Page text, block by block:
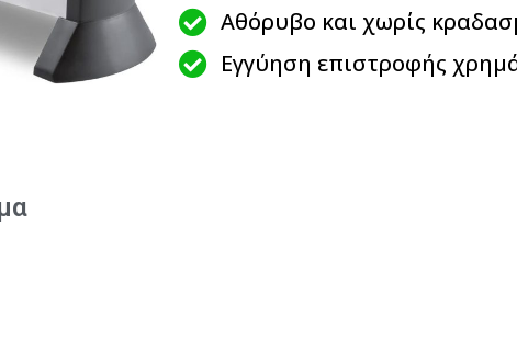
Αθόρυβο και χωρίς
Εγγύηση επιστροφής